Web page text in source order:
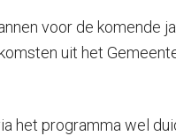
voor de komende
uit het
het programma wel